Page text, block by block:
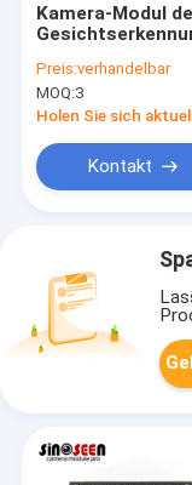
Kamera-Modul
mit USB3.0
Preis:verhandelbar
MOQ:3
Kontakt